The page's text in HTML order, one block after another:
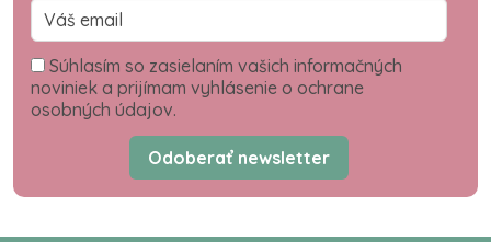
Súhlasím so zasielaním vašich informačných
noviniek a prijímam vyhlásenie o ochrane
osobných údajov.
Odoberať newsletter